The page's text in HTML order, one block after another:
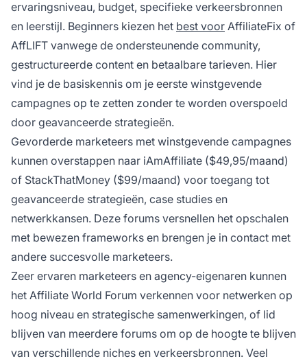
ervaringsniveau, budget, specifieke verkeersbronnen
en leerstijl. Beginners kiezen het best voor AffiliateFix of
AffLIFT vanwege de ondersteunende community,
gestructureerde content en betaalbare tarieven. Hier
vind je de basiskennis om je eerste winstgevende
campagnes op te zetten zonder te worden overspoeld
door geavanceerde strategieën.
Gevorderde marketeers met winstgevende campagnes
kunnen overstappen naar iAmAffiliate ($49,95/maand)
of StackThatMoney ($99/maand) voor toegang tot
geavanceerde strategieën, case studies en
netwerkkansen. Deze forums versnellen het opschalen
met bewezen frameworks en brengen je in contact met
andere succesvolle marketeers.
Zeer ervaren marketeers en agency-eigenaren kunnen
het Affiliate World Forum verkennen voor netwerken op
hoog niveau en strategische samenwerkingen, of lid
blijven van meerdere forums om op de hoogte te blijven
van verschillende niches en verkeersbronnen. Veel